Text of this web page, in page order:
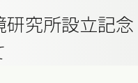
究所設立記念